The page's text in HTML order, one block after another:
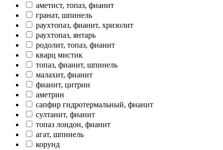
аметист, топаз, фианит
гранат, шпинель
раухтопаз, фианит, хризолит
раухтопаз, янтарь
родолит, топаз, фианит
кварц мистик
топаз, фианит, шпинель
малахит, фианит
фианит, цитрин
аметрин
сапфир гидротермальный, фианит
султанит, фианит
топаз лондон, фианит
агат, шпинель
корунд